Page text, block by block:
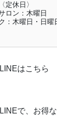
〈定休日〉
ロン：木曜日
：木曜日・日曜
はこちら
で、お得